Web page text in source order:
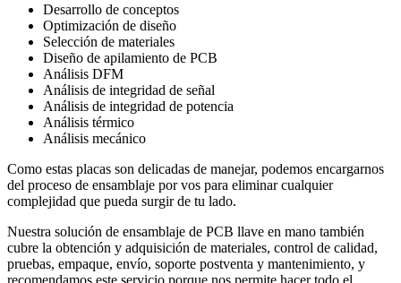
Desarrollo de conceptos
Optimización de diseño
Selección de materiales
Diseño de apilamiento de PCB
Análisis DFM
Análisis de integridad de señal
Análisis de integridad de potencia
Análisis térmico
Análisis mecánico
Como estas placas son delicadas de manejar, podemos encargarnos
del proceso de ensamblaje por vos para eliminar cualquier
complejidad que pueda surgir de tu lado.
Nuestra solución de ensamblaje de PCB llave en mano también
cubre la obtención y adquisición de materiales, control de calidad,
pruebas, empaque, envío, soporte postventa y mantenimiento, y
recomendamos este servicio porque nos permite hacer todo el